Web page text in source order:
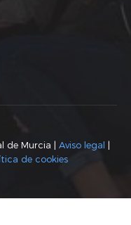
de Murcia | Aviso legal |
de cookies